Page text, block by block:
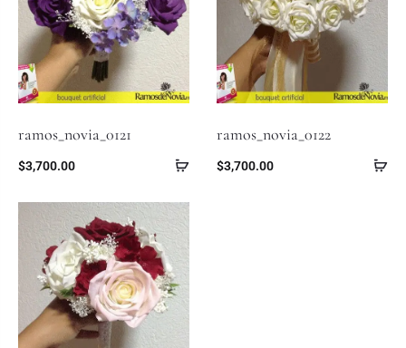
ramos_novia_0121
$3,700.00
ramos_novia_0122
$3,700.00